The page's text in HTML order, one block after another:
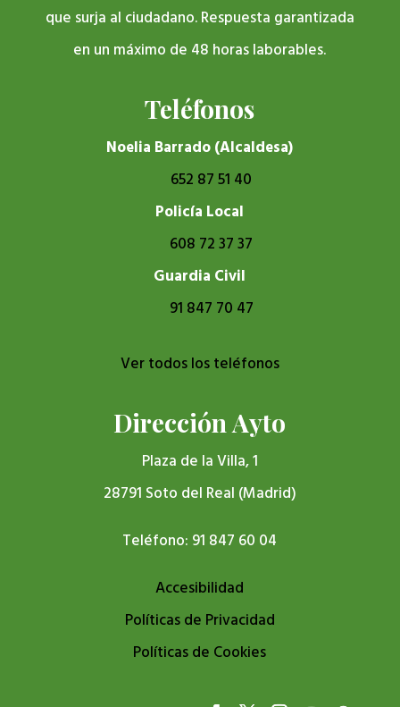
que surja al ciudadano. Respuesta garantizada
en un máximo de 48 horas laborables.
Teléfonos
Noelia Barrado (Alcaldesa)
652 87 51 40
Policía Local
608 72 37 37
Guardia Civil
91 847 70 47
Ver todos los teléfonos
Dirección Ayto
Plaza de la Villa, 1
28791 Soto del Real (Madrid)
Teléfono: 91 847 60 04
Accesibilidad
Políticas de Privacidad
Políticas de Cookies